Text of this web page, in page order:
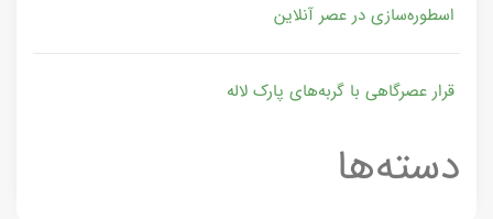
اسطوره‌سازی در عصر آنلاین
قرار عصرگاهی با گربه‌های پارک لاله
دسته‌ها